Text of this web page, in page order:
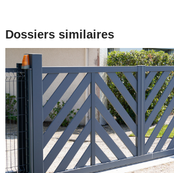
Dossiers similaires